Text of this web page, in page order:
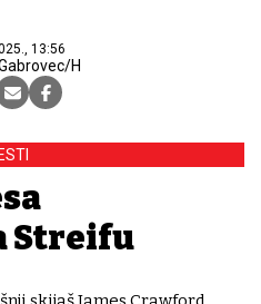
13:56
H
Streifu